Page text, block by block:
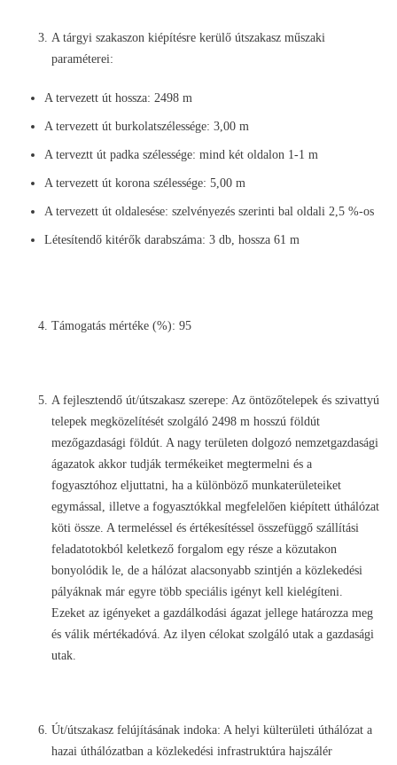
A tárgyi szakaszon kiépítésre kerülő útszakasz műszaki
paraméterei:
A tervezett út hossza: 2498 m
A tervezett út burkolatszélessége: 3,00 m
A terveztt út padka szélessége: mind két oldalon 1-1 m
A tervezett út korona szélessége: 5,00 m
A tervezett út oldalesése: szelvényezés szerinti bal oldali 2,5 %-os
Létesítendő kitérők darabszáma: 3 db, hossza 61 m
Támogatás mértéke (%): 95
A fejlesztendő út/útszakasz szerepe: Az öntözőtelepek és szivattyú
telepek megközelítését szolgáló 2498 m hosszú földút
mezőgazdasági földút. A nagy területen dolgozó nemzetgazdasági
ágazatok akkor tudják termékeiket megtermelni és a
fogyasztóhoz eljuttatni, ha a különböző munkaterületeiket
egymással, illetve a fogyasztókkal megfelelően kiépített úthálózat
köti össze. A termeléssel és értékesítéssel összefüggő szállítási
feladatotokból keletkező forgalom egy része a közutakon
bonyolódik le, de a hálózat alacsonyabb szintjén a közlekedési
pályáknak már egyre több speciális igényt kell kielégíteni.
Ezeket az igényeket a gazdálkodási ágazat jellege határozza meg
és válik mértékadóvá. Az ilyen célokat szolgáló utak a gazdasági
utak.
Út/útszakasz felújításának indoka: A helyi külterületi úthálózat a
hazai úthálózatban a közlekedési infrastruktúra hajszálér